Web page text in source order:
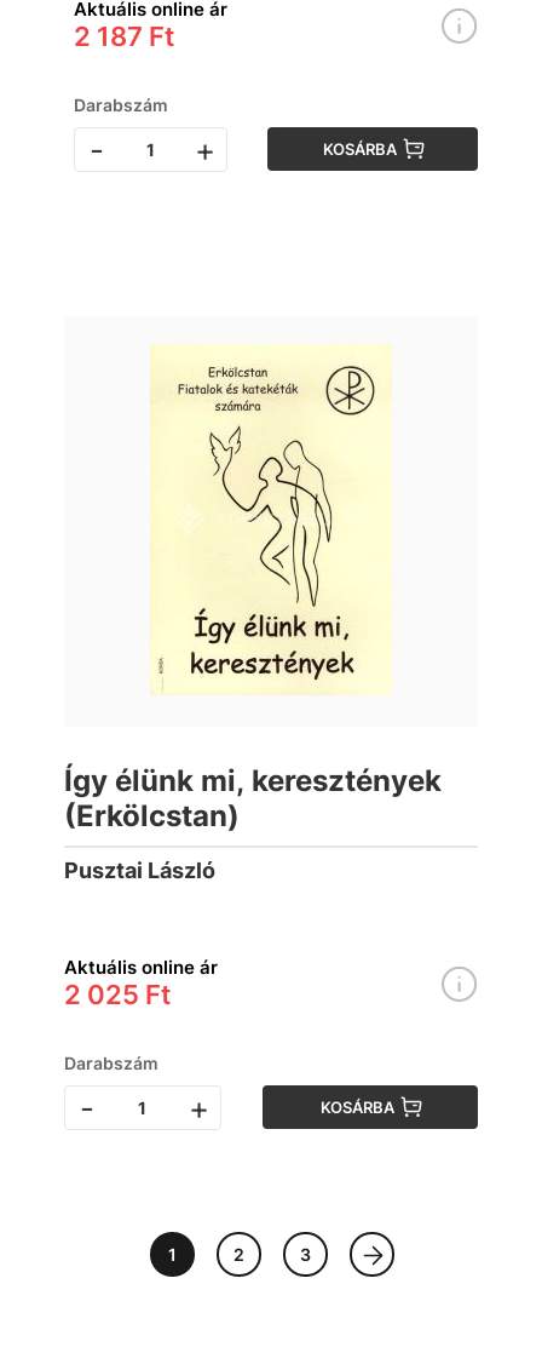
Aktuális online ár
2 187 Ft
Darabszám
- + KOSÁRBA
Így élünk mi, keresztények
(Erkölcstan)
Pusztai László
Aktuális online ár
2 025 Ft
Darabszám
- + KOSÁRBA
1 2 3